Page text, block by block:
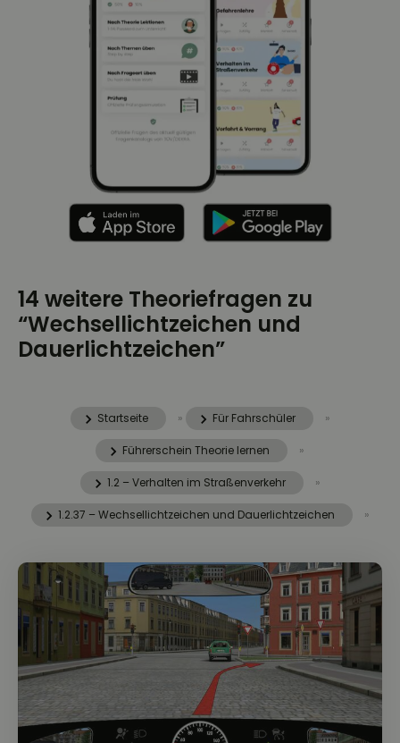
14 weitere Theoriefragen zu
“Wechsellichtzeichen und
Dauerlichtzeichen”
Startseite » Für Fahrschüler »
Führerschein Theorie lernen »
1.2 – Verhalten im Straßenverkehr »
1.2.37 – Wechsellichtzeichen und Dauerlichtzeichen »